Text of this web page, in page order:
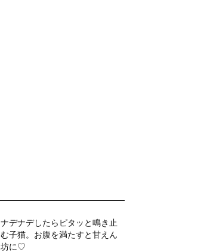
ナデナデしたらピタッと鳴き止
む子猫。お腹を満たすと甘えん
坊に♡